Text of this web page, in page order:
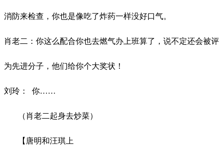
消防来检查，你也是像吃了炸药一样没好口气。
肖老二：你这么配合你也去燃气办上班算了，说不定还会被评
为先进分子，他们给你个大奖状！
刘玲： 你……
（肖老二起身去炒菜）
【唐明和汪琪上